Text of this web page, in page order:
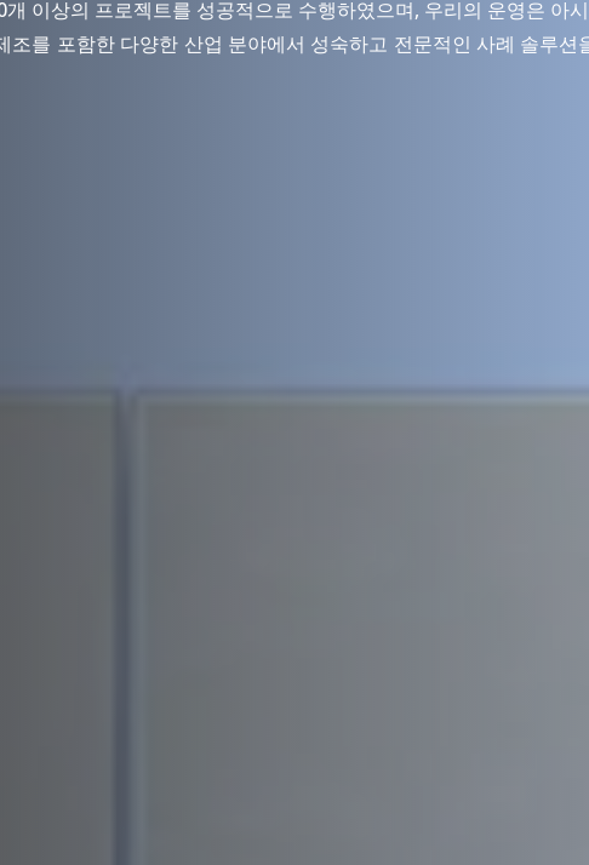
이상의 프로젝트를 성공적으로 수행하였으며, 우리의 운영은 아
를 포함한 다양한 산업 분야에서 성숙하고 전문적인 사례 솔루